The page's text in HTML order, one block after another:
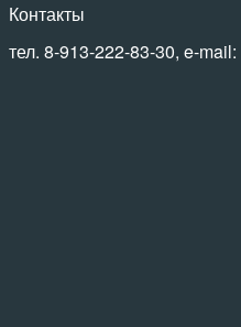
Контакты
тел. 8-913-222-83-30, e-mail: